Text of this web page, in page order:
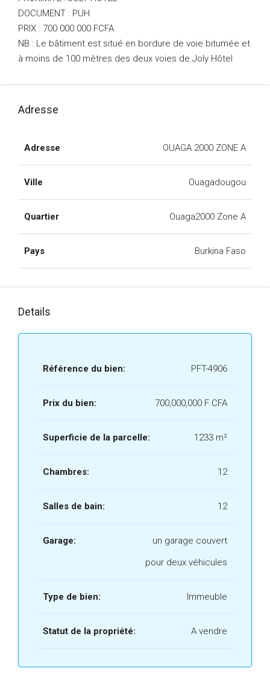
DOCUMENT : PUH
PRIX : 700 000 000 FCFA
NB : Le bâtiment est situé en bordure de voie bitumée et
à moins de 100 mètres des deux voies de Joly Hôtel
Adresse
Adresse OUAGA 2000 ZONE A
Ville Ouagadougou
Quartier Ouaga2000 Zone A
Pays Burkina Faso
Details
Référence du bien: PFT-4906
Prix du bien: 700,000,000 F CFA
Superficie de la parcelle: 1233 m²
Chambres: 12
Salles de bain: 12
Garage:
un garage couvert
pour deux véhicules
Type de bien: Immeuble
Statut de la propriété: A vendre